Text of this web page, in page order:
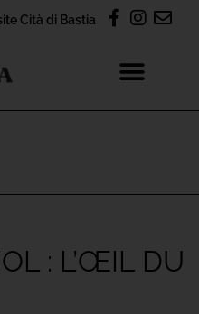
Cità di Bastia
: L’ŒIL DU